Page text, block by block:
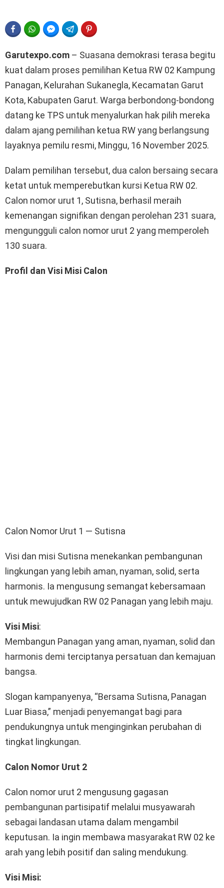
FACEBOOKWHATSAPPFACEBOOK MESSENGER
TELEGRAM
Garutexpo.com – Suasana demokrasi terasa begitu
kuat dalam proses pemilihan Ketua RW 02 Kampung
Panagan, Kelurahan Sukanegla, Kecamatan Garut
Kota, Kabupaten Garut. Warga berbondong-bondong
datang ke TPS untuk menyalurkan hak pilih mereka
dalam ajang pemilihan ketua RW yang berlangsung
layaknya pemilu resmi, Minggu, 16 November 2025.
Dalam pemilihan tersebut, dua calon bersaing secara
ketat untuk memperebutkan kursi Ketua RW 02.
Calon nomor urut 1, Sutisna, berhasil meraih
kemenangan signifikan dengan perolehan 231 suara,
mengungguli calon nomor urut 2 yang memperoleh
130 suara.
Profil dan Visi Misi Calon
Calon Nomor Urut 1 — Sutisna
Visi dan misi Sutisna menekankan pembangunan
lingkungan yang lebih aman, nyaman, solid, serta
harmonis. Ia mengusung semangat kebersamaan
untuk mewujudkan RW 02 Panagan yang lebih maju.
Visi Misi:
Membangun Panagan yang aman, nyaman, solid dan
harmonis demi terciptanya persatuan dan kemajuan
bangsa.
Slogan kampanyenya, “Bersama Sutisna, Panagan
Luar Biasa,” menjadi penyemangat bagi para
pendukungnya untuk menginginkan perubahan di
tingkat lingkungan.
Calon Nomor Urut 2
Calon nomor urut 2 mengusung gagasan
pembangunan partisipatif melalui musyawarah
sebagai landasan utama dalam mengambil
keputusan. Ia ingin membawa masyarakat RW 02 ke
arah yang lebih positif dan saling mendukung.
Visi Misi: